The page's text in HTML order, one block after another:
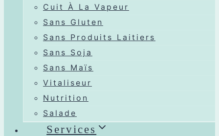
Cuit À La Vapeur
Sans Gluten
Sans Produits Laitiers
Sans Soja
Sans Maïs
Vitaliseur
Nutrition
Salade
Services